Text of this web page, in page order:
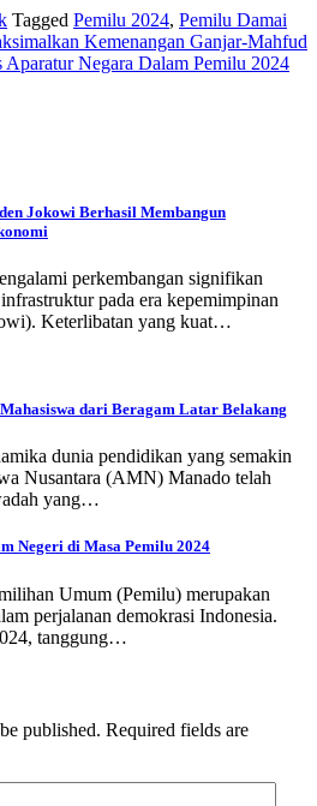
Tagged Pemilu 2024, Pemilu Damai
Kemenangan Ganjar-Mahfud
Aparatur Negara Dalam Pemilu 2024
Jokowi Berhasil Membangun
perkembangan signifikan
pada era kepemimpinan
Keterlibatan yang kuat…
dari Beragam Latar Belakang
dunia pendidikan yang semakin
Nusantara (AMN) Manado telah
yang…
Negeri di Masa Pemilu 2024
Umum (Pemilu) merupakan
perjalanan demokrasi Indonesia.
tanggung…
published. Required fields are